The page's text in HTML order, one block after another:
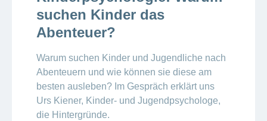
suchen Kinder das
Abenteuer?
Warum suchen Kinder und Jugendliche nach
Abenteuern und wie können sie diese am
besten ausleben? Im Gespräch erklärt uns
Urs Kiener, Kinder- und Jugendpsychologe,
die Hintergründe.